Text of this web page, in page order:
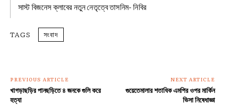
সাস্ট বিজনেস ক্লাবের নতুন নেতৃত্বে তাসনিম- নিবির
TAGS সংবাদ
PREVIOUS ARTICLE
খাগড়াছড়ির পানছড়িতে ৪ জনকে গুলি করে
হত্যা
NEXT ARTICLE
গুয়েতেমালার শতাধিক এমপির ওপর মার্কিন
ভিসা নিষেধাজ্ঞা